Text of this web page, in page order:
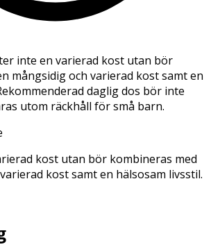
inte en varierad kost utan bör
mångsidig och varierad kost samt en
daglig dos bör inte
utom räckhåll för små barn.
kost utan bör kombineras med
kost samt en hälsosam livsstil.